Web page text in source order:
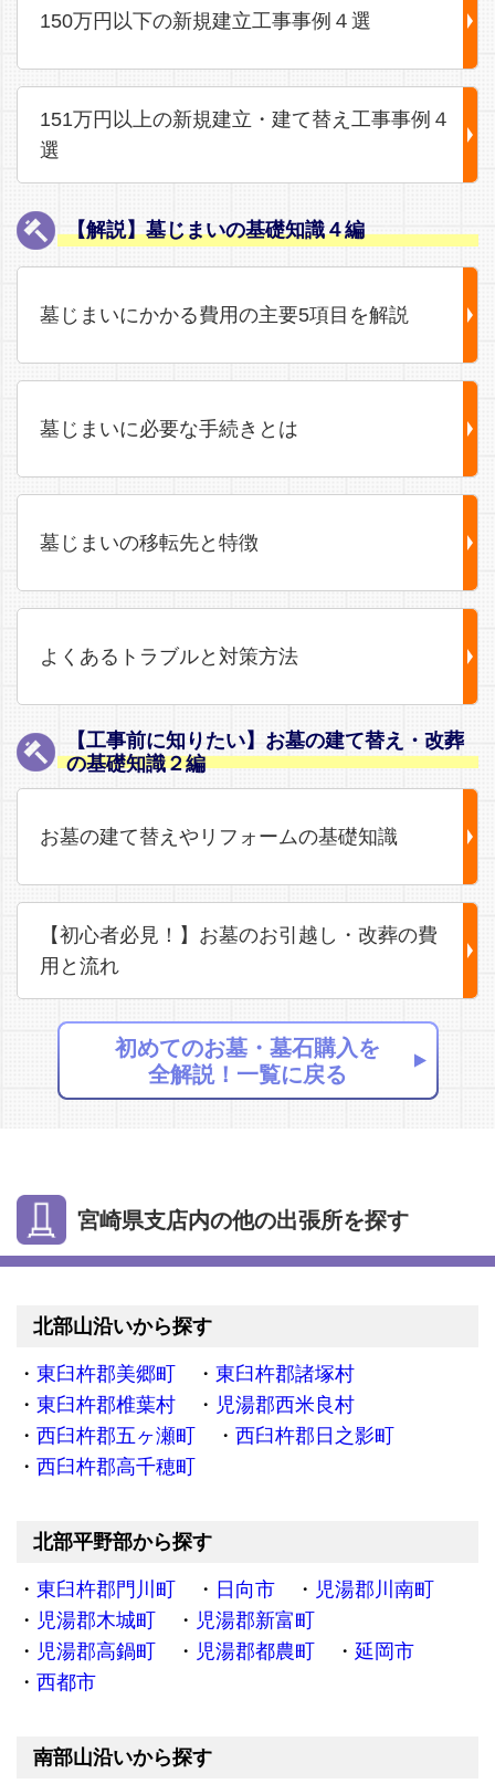
150万円以下の新規建立工事事例４選
151万円以上の新規建立・建て替え工事事例４
選
【解説】墓じまいの基礎知識４編
墓じまいにかかる費用の主要5項目を解説
墓じまいに必要な手続きとは
墓じまいの移転先と特徴
よくあるトラブルと対策方法
【工事前に知りたい】お墓の建て替え・改葬
の基礎知識２編
お墓の建て替えやリフォームの基礎知識
【初心者必見！】お墓のお引越し・改葬の費
用と流れ
初めてのお墓・墓石購入を
全解説！一覧に戻る
宮崎県支店内の他の出張所を探す
北部山沿いから探す
東臼杵郡美郷町
東臼杵郡諸塚村
東臼杵郡椎葉村
児湯郡西米良村
西臼杵郡五ヶ瀬町
西臼杵郡日之影町
西臼杵郡高千穂町
北部平野部から探す
東臼杵郡門川町 日向市
児湯郡川南町
児湯郡木城町
児湯郡新富町
児湯郡高鍋町
児湯郡都農町
延岡市
西都市
南部山沿いから探す